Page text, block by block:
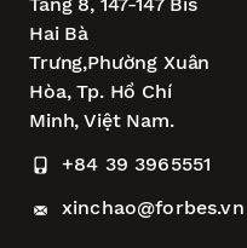
Hai Bà
Trưng,Phường Xuân
Hòa,Tp. Hồ Chí
Minh, Việt Nam.
+84 39 3965551
xinchao@forbes.vn